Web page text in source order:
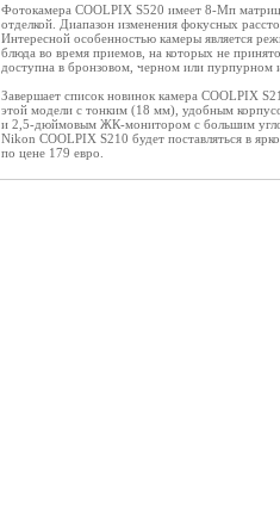
Фотокамера COOLPIX S520 имеет 8-Мп
отделкой. Диапазон изменения фокусных
Интересной особенностью камеры является
блюда во время приемов, на которых не
доступна в бронзовом, черном или
Завершает список новинок камера COOLPIX
этой модели с тонким (18 мм), удобным
и 2,5-дюймовым ЖК-монитором с большим
Nikon COOLPIX S210 будет поставляться в
по цене 179 евро.